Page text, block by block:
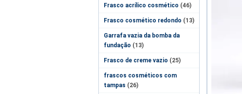
Frasco acrílico cosmético (46)
Frasco cosmético redondo (13)
Garrafa vazia da bomba da
fundação (13)
Frasco de creme vazio (25)
frascos cosméticos com
tampas (26)